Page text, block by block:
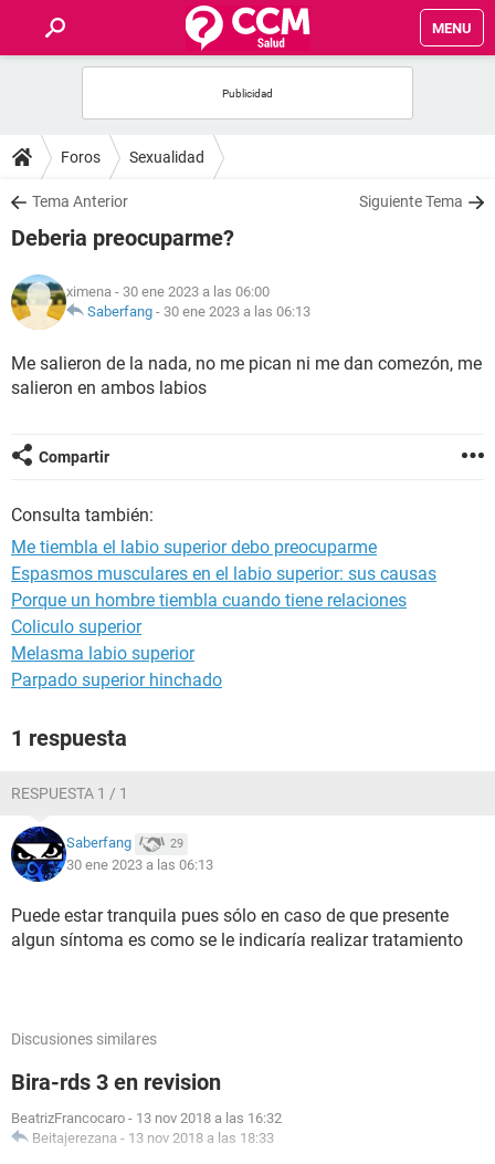
MENU
FOROS
SALUD
NUTRICIÓN
BIENESTAR
Foros Sexualidad
Tema Anterior Siguiente Tema
Deberia preocuparme?
ximena - 30 ene 2023 a las 06:00
Saberfang - 30 ene 2023 a las 06:13
Me salieron de la nada, no me pican ni me dan comezón, me
salieron en ambos labios
Compartir
Consulta también:
Me tiembla el labio superior debo preocuparme
Espasmos musculares en el labio superior: sus causas
Porque un hombre tiembla cuando tiene relaciones
Coliculo superior
Melasma labio superior
Parpado superior hinchado
1 respuesta
RESPUESTA 1 / 1
Saberfang 29
30 ene 2023 a las 06:13
Puede estar tranquila pues sólo en caso de que presente
algun síntoma es como se le indicaría realizar tratamiento
Discusiones similares
Bira-rds 3 en revision
BeatrizFrancocaro - 13 nov 2018 a las 16:32
Beitajerezana - 13 nov 2018 a las 18:33